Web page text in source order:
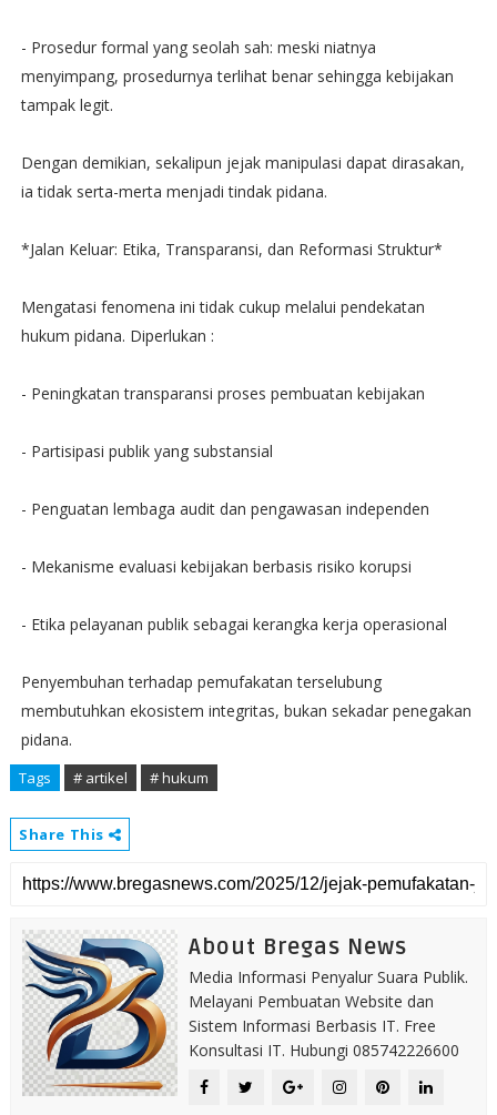
- Prosedur formal yang seolah sah: meski niatnya
menyimpang, prosedurnya terlihat benar sehingga kebijakan
tampak legit.
Dengan demikian, sekalipun jejak manipulasi dapat dirasakan,
ia tidak serta-merta menjadi tindak pidana.
*Jalan Keluar: Etika, Transparansi, dan Reformasi Struktur*
Mengatasi fenomena ini tidak cukup melalui pendekatan
hukum pidana. Diperlukan :
- Peningkatan transparansi proses pembuatan kebijakan
- Partisipasi publik yang substansial
- Penguatan lembaga audit dan pengawasan independen
- Mekanisme evaluasi kebijakan berbasis risiko korupsi
- Etika pelayanan publik sebagai kerangka kerja operasional
Penyembuhan terhadap pemufakatan terselubung
membutuhkan ekosistem integritas, bukan sekadar penegakan
pidana.
Tags # artikel # hukum
Share This
About Bregas News
Media Informasi Penyalur Suara Publik.
Melayani Pembuatan Website dan
Sistem Informasi Berbasis IT. Free
Konsultasi IT. Hubungi 085742226600